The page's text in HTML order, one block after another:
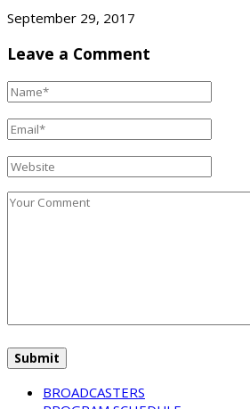
September 29, 2017
Leave a Comment
BROADCASTERS